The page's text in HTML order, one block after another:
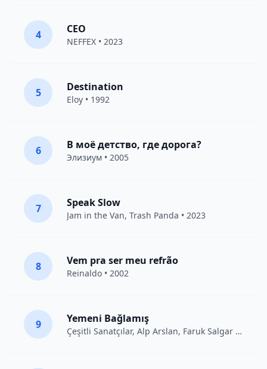
4 CEO
NEFFEX • 2023
5 Destination
Eloy • 1992
6 В моё детство, где дорога?
Элизиум • 2005
7 Speak Slow
Jam in the Van, Trash Panda • 2023
8 Vem pra ser meu refrão
Reinaldo • 2002
9 Yemeni Bağlamış
Çeşitli Sanatçılar, Alp Arslan, Faruk Salgar • 2012